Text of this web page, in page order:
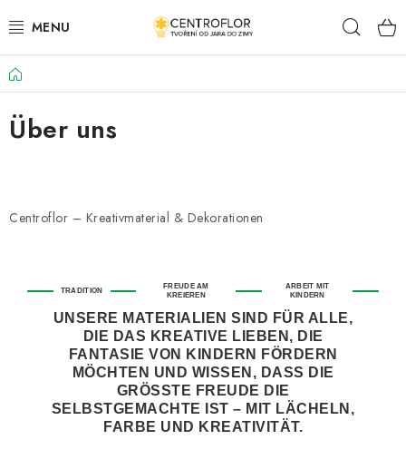
Inhalt
SAISONALE KREATION
HÖLZERNE PRODUKTE
PLACKY A MAGNETKY S POTISKEM
MODE, KÜNSTLICHE BLUMEN UND BLÄTTER
HOCHZEIT
NEUHEITEN
Startseite
Über uns
Centroflor – Kreativmaterial & Dekorationen
TRADITION
FREUDE AM
KREIEREN
ARBEIT MIT
KINDERN
UNSERE MATERIALIEN SIND FÜR ALLE,
DIE DAS KREATIVE LIEBEN, DIE
FANTASIE VON KINDERN FÖRDERN
MÖCHTEN UND WISSEN, DASS DIE
GRÖSSTE FREUDE DIE S
ELBSTGEMACHTE IST – MIT LÄCHELN, F
ARBE UND KREATIVITÄT.